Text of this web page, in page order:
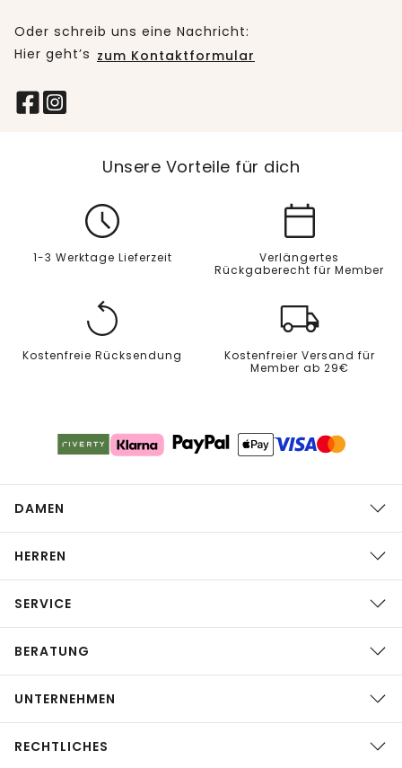
Oder schreib uns eine Nachricht:
Hier geht’s zum Kontaktformular
Unsere Vorteile für dich
1-3 Werktage Lieferzeit
Verlängertes
Rückgaberecht für Member
Kostenfreie Rücksendung
Kostenfreier Versand für
Member ab 29€
DAMEN
HERREN
SERVICE
BERATUNG
UNTERNEHMEN
RECHTLICHES